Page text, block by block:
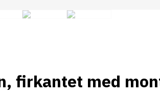
firkantet med